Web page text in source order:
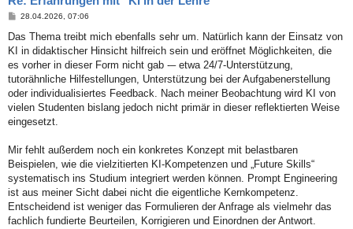
B
i
r
a
28.04.2026, 07:06
Das Thema treibt mich ebenfalls sehr um. Natürlich kann der Einsatz von
KI in didaktischer Hinsicht hilfreich sein und eröffnet Möglichkeiten, die
es vorher in dieser Form nicht gab -– etwa 24/7-Unterstützung,
tutorähnliche Hilfestellungen, Unterstützung bei der Aufgabenerstellung
oder individualisiertes Feedback. Nach meiner Beobachtung wird KI von
vielen Studenten bislang jedoch nicht primär in dieser reflektierten Weise
eingesetzt.
Mir fehlt außerdem noch ein konkretes Konzept mit belastbaren
Beispielen, wie die vielzitierten KI-Kompetenzen und „Future Skills“
systematisch ins Studium integriert werden können. Prompt Engineering
ist aus meiner Sicht dabei nicht die eigentliche Kernkompetenz.
Entscheidend ist weniger das Formulieren der Anfrage als vielmehr das
fachlich fundierte Beurteilen, Korrigieren und Einordnen der Antwort.